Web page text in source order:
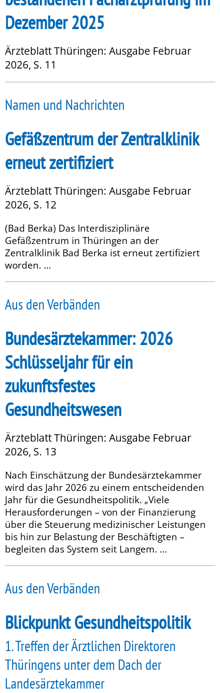
Dezember 2025
Ärzteblatt Thüringen: Ausgabe Februar
2026, S. 11
Namen und Nachrichten
Gefäßzentrum der Zentralklinik
erneut zertifiziert
Ärzteblatt Thüringen: Ausgabe Februar
2026, S. 12
(Bad Berka) Das Interdisziplinäre
Gefäßzentrum in Thüringen an der
Zentralklinik Bad Berka ist erneut zertifiziert
worden. ...
Aus den Verbänden
Bundesärztekammer: 2026
Schlüsseljahr für ein
zukunftsfestes
Gesundheitswesen
Ärzteblatt Thüringen: Ausgabe Februar
2026, S. 13
Nach Einschätzung der Bundesärztekammer
wird das Jahr 2026 zu einem entscheidenden
Jahr für die Gesundheitspolitik. „Viele
Herausforderungen – von der Finanzierung
über die Steuerung medizinischer Leistungen
bis hin zur Belastung der Beschäftigten –
begleiten das System seit Langem. ...
Aus den Verbänden
Blickpunkt Gesundheitspolitik
1. Treffen der Ärztlichen Direktoren
Thüringens unter dem Dach der
Landesärztekammer